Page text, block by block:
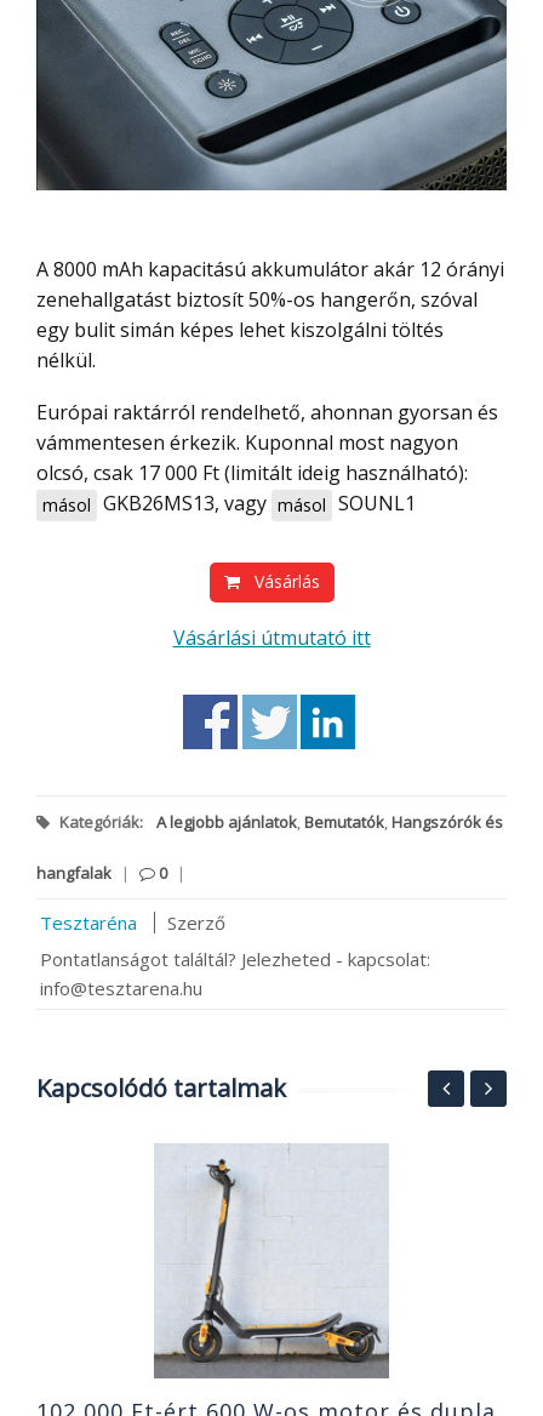
A 8000 mAh kapacitású akkumulátor akár 12 órányi
zenehallgatást biztosít 50%-os hangerőn, szóval
egy bulit simán képes lehet kiszolgálni töltés
nélkül.
Európai raktárról rendelhető, ahonnan gyorsan és
vámmentesen érkezik. Kuponnal most nagyon
olcsó, csak 17 000 Ft (limitált ideig használható):
másol GKB26MS13, vagy másol SOUNL1
Vásárlás
Vásárlási útmutató itt
Kategóriák: A legjobb ajánlatok,Bemutatók,Hangszórók és
hangfalak | 0 |
Tesztaréna
Szerző
Pontatlanságot találtál? Jelezheted - kapcsolat:
info@tesztarena.hu
Kapcsolódó tartalmak